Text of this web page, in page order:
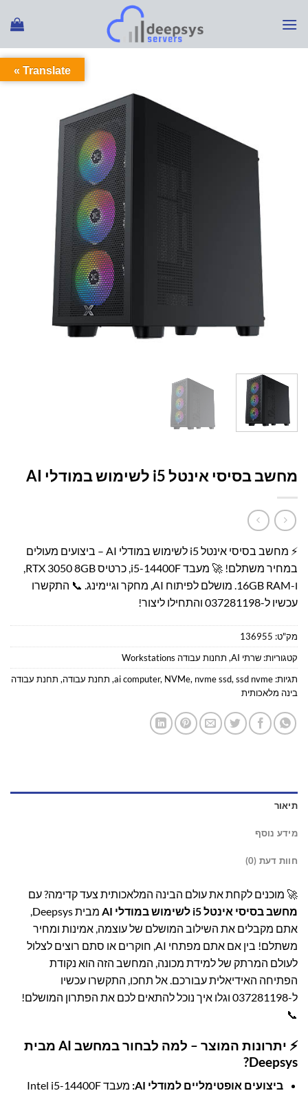
מחשב בסיסי אינטל i5 לשימוש במודלי AI
⚡ מחשב בסיסי אינטל i5 לשימוש במודלי AI – ביצועים מעולים
במחיר משתלם! 🚀 מעבד i5-14400F, כרטיס RTX 3050 8GB,
ו-16GB RAM. מושלם לפיתוח AI, מחקר וגיימינג. 📞 התקשרו
עכשיו ל-037281198 והתחילו ליצור!
מק"ט: 136955
קטגוריות: שרתי AI , תחנות עבודה Workstations
תגיות:
ai computer, NVMe, nvme ssd, ssd nvme
, תחנת עבודה, תחנת עבודה
בינה מלאכותית
תיאור
מידע נוסף
חוות דעת (0)
🚀 מוכנים לקחת את עולם הבינה המלאכותית צעד קדימה? עם
מחשב בסיסי אינטל i5 לשימוש במודלי AI
מבית Deepsys,
אתם מקבלים את השילוב המושלם של עוצמה, אמינות ומחיר
משתלם! בין אם אתם מפתחי AI, חוקרים או סתם רוצים לצלול
לעולם המרתק של למידת מכונה, המחשב הזה הוא נקודת
הפתיחה האידיאלית עבורכם. אל תחכו, התקשרו עכשיו
ל-037281198 וגלו איך נוכל להתאים לכם את הפתרון המושלם!
📞
⚡ יתרונות המוצר – למה לבחור במחשב AI מבית
Deepsys?
ביצועים אופטימליים למודלי AI:
מעבד Intel i5-14400F
Translate »